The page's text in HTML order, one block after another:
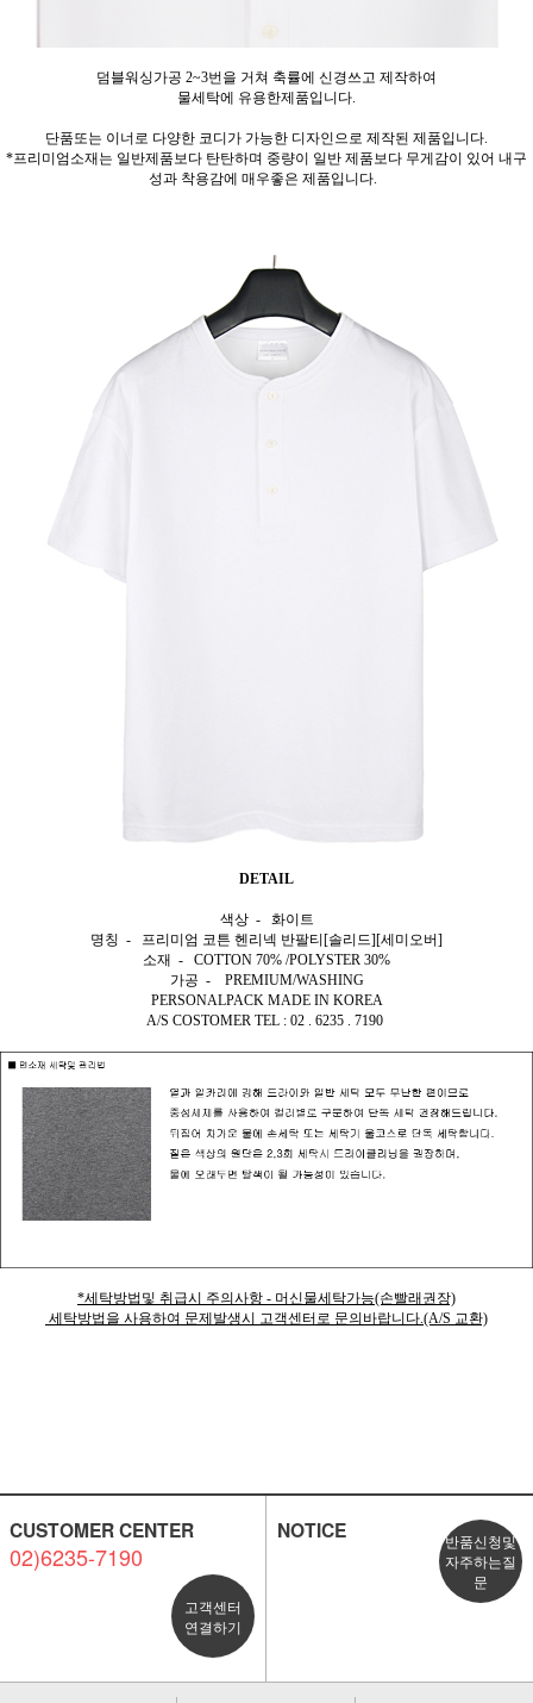
덤블워싱가공 2~3번을 거쳐 축률에 신경쓰고 제작하여
물세탁에 유용한제품입니다.
단품또는 이너로 다양한 코디가 가능한 디자인으로 제작된 제품입니다.
*프리미엄소재는 일반제품보다 탄탄하며 중량이 일반 제품보다 무게감이 있어 내구
성과 착용감에 매우좋은 제품입니다.
DETAIL
색상 - 화이트
명칭 - 프리미엄 코튼 헨리넥 반팔티[솔리드][세미오버]
소재 - COTTON 70% /POLYSTER 30%
가공 - PREMIUM/WASHING
PERSONALPACK MADE IN KOREA
A/S COSTOMER TEL : 02 . 6235 . 7190
*세탁방법및 취급시 주의사항 - 머신물세탁가능(손빨래권장)
세탁방법을 사용하여 문제발생시 고객센터로 문의바랍니다.(A/S 교환)
CUSTOMER CENTER
02)6235-7190
고객센터
연결하기
NOTICE
반품신청및
자주하는질
문